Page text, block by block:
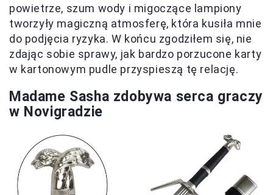
powietrze, szum wody i migoczące lampiony
tworzyły magiczną atmosferę, która kusiła mnie
do podjęcia ryzyka. W końcu zgodziłem się, nie
zdając sobie sprawy, jak bardzo porzucone karty
w kartonowym pudle przyspieszą tę relację.
Madame Sasha zdobywa serca graczy
w Novigradzie